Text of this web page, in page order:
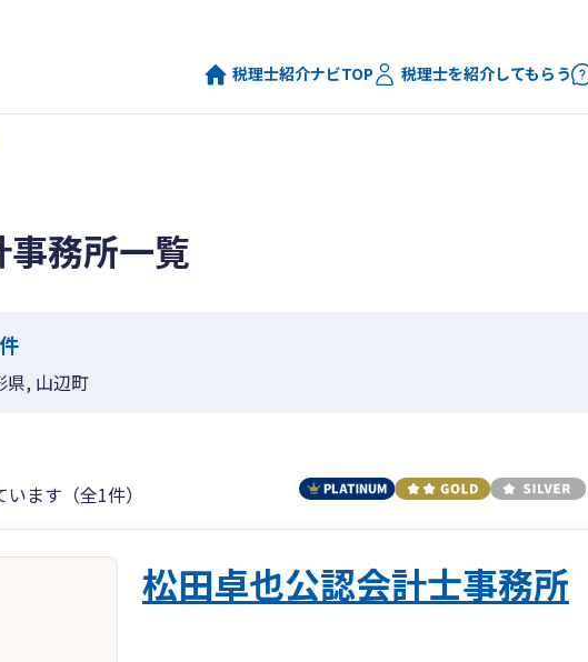
税理士紹介ナビTOP 税理士を紹介してもらう
務所一覧
県, 山辺町
ます（全1件）
松田卓也公認会計士事務所